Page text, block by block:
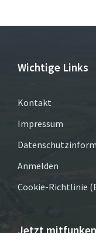
Wichtige Links
Kontakt
Impressum
Anmelden
Cookie-Richtlinie